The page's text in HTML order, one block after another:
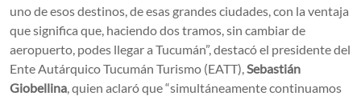
uno de esos destinos, de esas grandes ciudades, con la ventaja
que significa que, haciendo dos tramos, sin cambiar de
aeropuerto, podes llegar a Tucumán”, destacó el presidente del
Ente Autárquico Tucumán Turismo (EATT), Sebastián
Giobellina , quien aclaró que “simultáneamente continuamos